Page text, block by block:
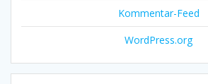
Kommentar-Feed
WordPress.org